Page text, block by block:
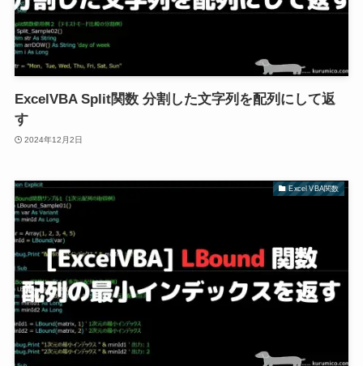
ExcelVBA Split関数 分割した文字列を配列にして返
す
2024年12月2日
Excel VBA関数